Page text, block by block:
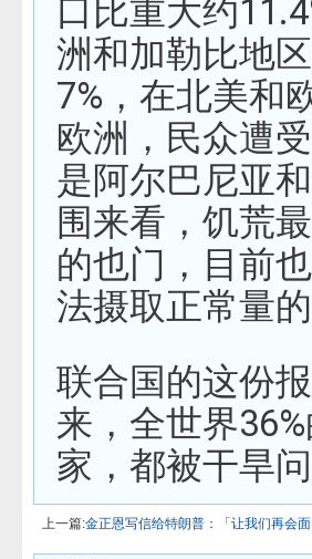
口比重大约
洲和加勒比地
7%，在北美和
欧洲，民众遭
是阿尔巴尼亚
围来看，饥荒
的也门，目前
法摄取正常量的
联合国的这份
来，全世界
家，都被干旱问
上一篇:金正恩写信给特朗普：「让我们再会面